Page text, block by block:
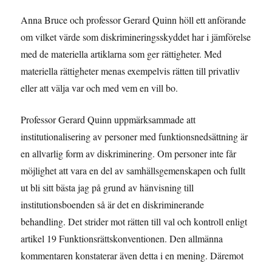
Anna Bruce och professor Gerard Quinn höll ett anförande
om vilket värde som diskrimineringsskyddet har i jämförelse
med de materiella artiklarna som ger rättigheter. Med
materiella rättigheter menas exempelvis rätten till privatliv
eller att välja var och med vem en vill bo.
Professor Gerard Quinn uppmärksammade att
institutionalisering av personer med funktionsnedsättning är
en allvarlig form av diskriminering. Om personer inte får
möjlighet att vara en del av samhällsgemenskapen och fullt
ut bli sitt bästa jag på grund av hänvisning till
institutionsboenden så är det en diskriminerande
behandling. Det strider mot rätten till val och kontroll enligt
artikel 19 Funktionsrättskonventionen. Den allmänna
kommentaren konstaterar även detta i en mening. Däremot